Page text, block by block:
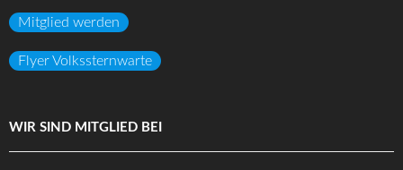
Mitglied werden
Flyer Volkssternwarte
WIR SIND MITGLIED BEI